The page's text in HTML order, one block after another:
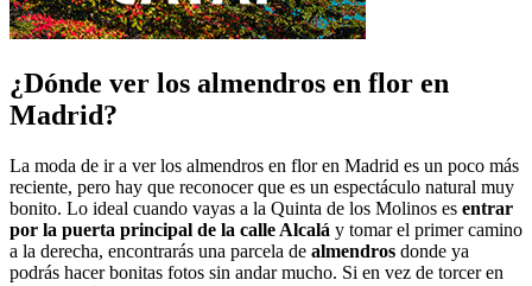
¿Dónde ver los almendros en flor en
Madrid?
La moda de ir a ver los almendros en flor en Madrid es un poco más
reciente, pero hay que reconocer que es un espectáculo natural muy
bonito. Lo ideal cuando vayas a la Quinta de los Molinos es entrar
por la puerta principal de la calle Alcalá y tomar el primer camino
a la derecha, encontrarás una parcela de almendros donde ya
podrás hacer bonitas fotos sin andar mucho. Si en vez de torcer en